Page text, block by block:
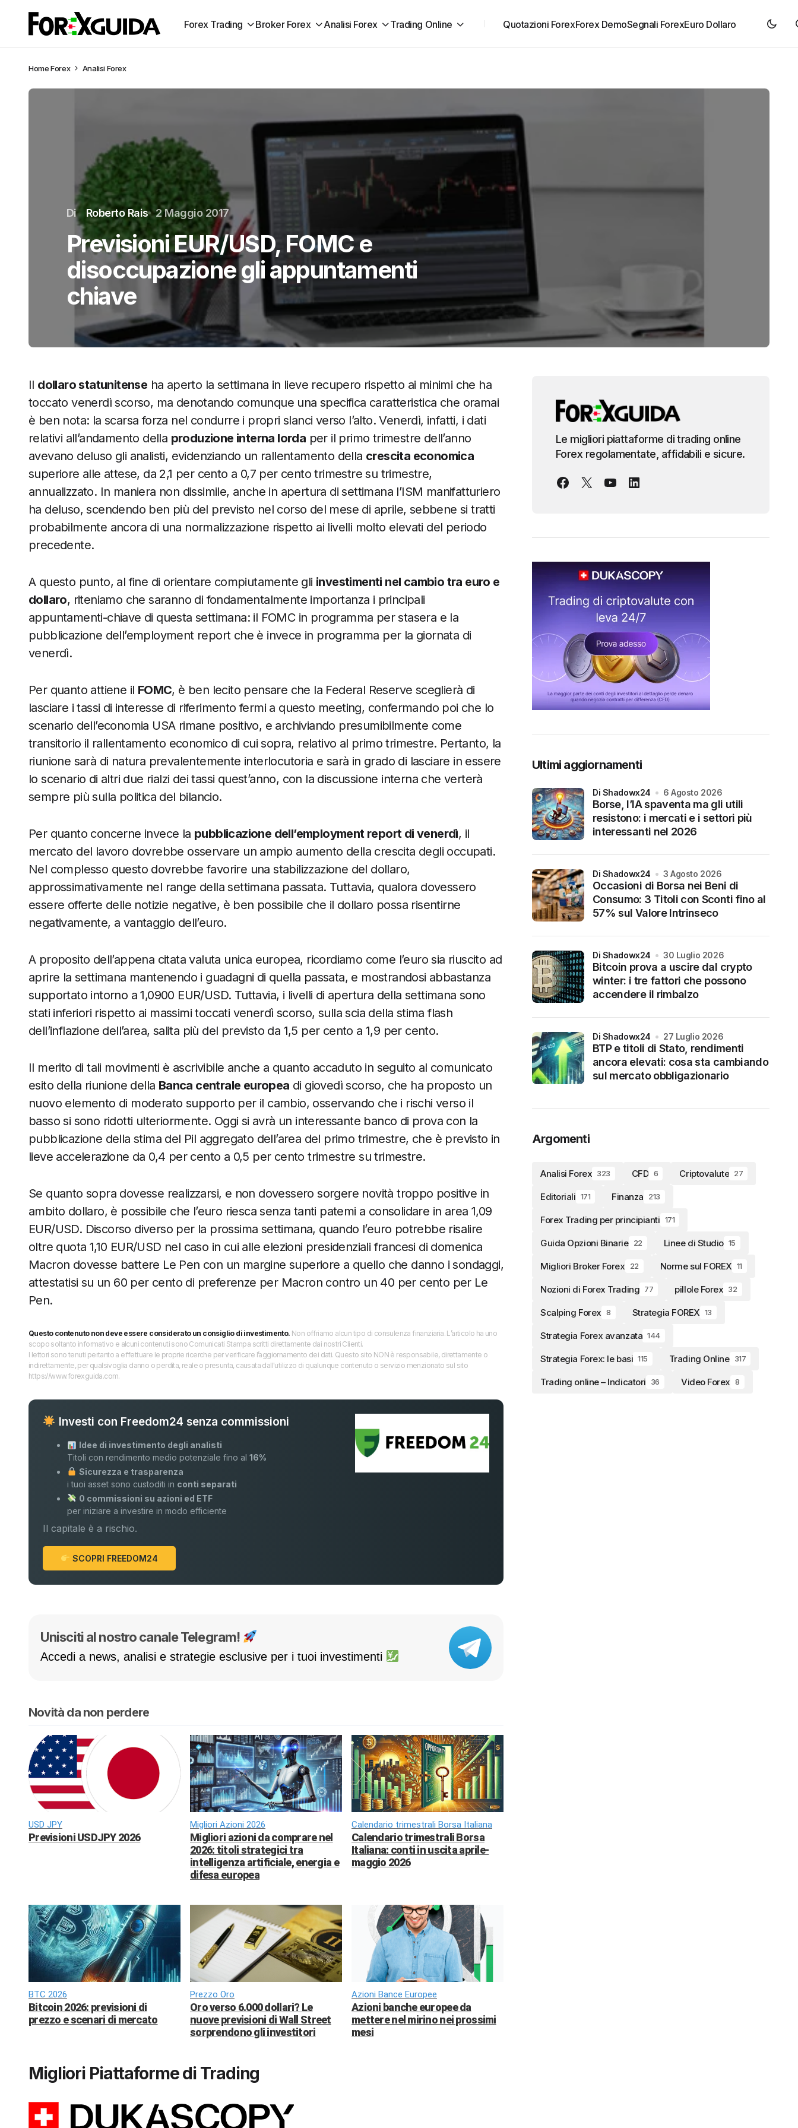
Forex Trading Broker Forex Analisi Forex Trading Online Quotazioni ForexForex DemoSegnali ForexEuro Dollaro
HomeForex Analisi Forex
Di Roberto Rais 2 Maggio 2017
Previsioni EUR/USD, FOMC e
disoccupazione gli appuntamenti
chiave
Il dollaro statunitense ha aperto la settimana in lieve recupero rispetto ai minimi che ha
toccato venerdì scorso, ma denotando comunque una specifica caratteristica che oramai
è ben nota: la scarsa forza nel condurre i propri slanci verso l’alto. Venerdì, infatti, i dati
relativi all’andamento della produzione interna lorda per il primo trimestre dell’anno
avevano deluso gli analisti, evidenziando un rallentamento della crescita economica
superiore alle attese, da 2,1 per cento a 0,7 per cento trimestre su trimestre,
annualizzato. In maniera non dissimile, anche in apertura di settimana l’ISM manifatturiero
ha deluso, scendendo ben più del previsto nel corso del mese di aprile, sebbene si tratti
probabilmente ancora di una normalizzazione rispetto ai livelli molto elevati del periodo
precedente.
A questo punto, al fine di orientare compiutamente gli investimenti nel cambio tra euro e
dollaro, riteniamo che saranno di fondamentalmente importanza i principali
appuntamenti-chiave di questa settimana: il FOMC in programma per stasera e la
pubblicazione dell’employment report che è invece in programma per la giornata di
venerdì.
Per quanto attiene il FOMC, è ben lecito pensare che la Federal Reserve sceglierà di
lasciare i tassi di interesse di riferimento fermi a questo meeting, confermando poi che lo
scenario dell’economia USA rimane positivo, e archiviando presumibilmente come
transitorio il rallentamento economico di cui sopra, relativo al primo trimestre. Pertanto, la
riunione sarà di natura prevalentemente interlocutoria e sarà in grado di lasciare in essere
lo scenario di altri due rialzi dei tassi quest’anno, con la discussione interna che verterà
sempre più sulla politica del bilancio.
Per quanto concerne invece la pubblicazione dell’employment report di venerdì, il
mercato del lavoro dovrebbe osservare un ampio aumento della crescita degli occupati.
Nel complesso questo dovrebbe favorire una stabilizzazione del dollaro,
approssimativamente nel range della settimana passata. Tuttavia, qualora dovessero
essere offerte delle notizie negative, è ben possibile che il dollaro possa risentirne
negativamente, a vantaggio dell’euro.
A proposito dell’appena citata valuta unica europea, ricordiamo come l’euro sia riuscito ad
aprire la settimana mantenendo i guadagni di quella passata, e mostrandosi abbastanza
supportato intorno a 1,0900 EUR/USD. Tuttavia, i livelli di apertura della settimana sono
stati inferiori rispetto ai massimi toccati venerdì scorso, sulla scia della stima flash
dell’inflazione dell’area, salita più del previsto da 1,5 per cento a 1,9 per cento.
Il merito di tali movimenti è ascrivibile anche a quanto accaduto in seguito al comunicato
esito della riunione della Banca centrale europea di giovedì scorso, che ha proposto un
nuovo elemento di moderato supporto per il cambio, osservando che i rischi verso il
basso si sono ridotti ulteriormente. Oggi si avrà un interessante banco di prova con la
pubblicazione della stima del Pil aggregato dell’area del primo trimestre, che è previsto in
lieve accelerazione da 0,4 per cento a 0,5 per cento trimestre su trimestre.
Se quanto sopra dovesse realizzarsi, e non dovessero sorgere novità troppo positive in
ambito dollaro, è possibile che l’euro riesca senza tanti patemi a consolidare in area 1,09
EUR/USD. Discorso diverso per la prossima settimana, quando l’euro potrebbe risalire
oltre quota 1,10 EUR/USD nel caso in cui alle elezioni presidenziali francesi di domenica
Macron dovesse battere Le Pen con un margine superiore a quello che danno i sondaggi,
attestatisi su un 60 per cento di preferenze per Macron contro un 40 per cento per Le
Pen.
Questo contenuto non deve essere considerato un consiglio di investimento. Non offriamo alcun tipo di consulenza finanziaria. L’articolo ha uno
scopo soltanto informativo e alcuni contenuti sono Comunicati Stampa scritti direttamente dai nostri Clienti.
I lettori sono tenuti pertanto a effettuare le proprie ricerche per verificare l’aggiornamento dei dati. Questo sito NON è responsabile, direttamente o
indirettamente, per qualsivoglia danno o perdita, reale o presunta, causata dall'utilizzo di qualunque contenuto o servizio menzionato sul sito
https://www.forexguida.com.
Investi con Freedom24 senza commissioni
Idee di investimento degli analisti
Titoli con rendimento medio potenziale fino al16%
Sicurezza e trasparenza
i tuoi asset sono custoditi in conti separati
0 commissioni su azioni ed ETF
per iniziare a investire in modo efficiente
Il capitale è a rischio.
SCOPRI FREEDOM24
Unisciti al nostro canale Telegram!
Accedi a news, analisi e strategie esclusive per i tuoi investimenti
Novità da non perdere
USD JPY
Previsioni USDJPY 2026
Migliori Azioni 2026
Migliori azioni da comprare nel
2026: titoli strategici tra
intelligenza artificiale, energia e
difesa europea
Calendario trimestrali Borsa Italiana
Calendario trimestrali Borsa
Italiana: conti in uscita aprile-
maggio 2026
BTC 2026
Bitcoin 2026: previsioni di
prezzo e scenari di mercato
Prezzo Oro
Oro verso 6.000 dollari? Le
nuove previsioni di Wall Street
sorprendono gli investitori
Azioni Bance Europee
Azioni banche europee da
mettere nel mirino nei prossimi
mesi
Migliori Piattaforme di Trading
Le migliori piattaforme di trading online
Forex regolamentate, affidabili e sicure.
Ultimi aggiornamenti
Borse, l’IA spaventa ma gli utili
resistono: i mercati e i settori più
interessanti nel 2026
di Shadowx24 6 Agosto 2026
Occasioni di Borsa nei Beni di
Consumo: 3 Titoli con Sconti fino al
57% sul Valore Intrinseco
di Shadowx24 3 Agosto 2026
Bitcoin prova a uscire dal crypto
winter: i tre fattori che possono
accendere il rimbalzo
di Shadowx24 30 Luglio 2026
BTP e titoli di Stato, rendimenti
ancora elevati: cosa sta cambiando
sul mercato obbligazionario
di Shadowx24 27 Luglio 2026
Argomenti
Analisi Forex 323 CFD 6 Criptovalute 27
Editoriali 171 Finanza 213
Forex Trading per principianti 171
Guida Opzioni Binarie 22 Linee di Studio 15
Migliori Broker Forex 22 Norme sul FOREX 11
Nozioni di Forex Trading 77 pillole Forex 32
Scalping Forex 8 Strategia FOREX 13
Strategia Forex avanzata 144
Strategia Forex: le basi 115 Trading Online 317
Trading online – Indicatori 36 Video Forex 8